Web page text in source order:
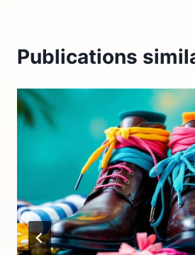
Publications